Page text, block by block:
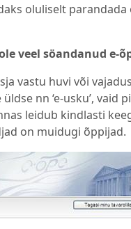
oluliselt
veel söandanud e-
vastu huvi või
nn ‘e-usku’, vaid
leidub kindlasti
on muidugi õppijad.